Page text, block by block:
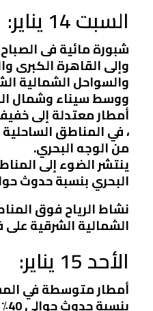
السبت 14 يناير:
شبورة مائية فى
وإلى القاهرة الكبرى
والسواحل الشمالية
ووسط سيناء وشمال
، في المناطق
من الوجه البحري.
ينتشر الضوء إلى
البحري بنسبة حدوث حوالي 30٪ بشكل
نشاط الرياح فوق
الشمالية الشرقية
الأحد 15 يناير:
أمطار متوسطة في